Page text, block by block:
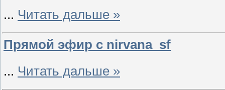
... Читать дальше »
Прямой эфир с nirvana_sf
... Читать дальше »